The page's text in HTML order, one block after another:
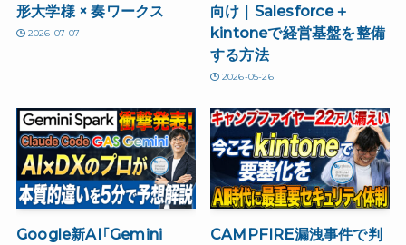
形大学様 × 奏ワークス
2026-07-07
向け｜Salesforce＋
kintoneで経営基盤を整備
する方法
2026-05-26
Google新AI「Gemini
CAMPFIRE漏洩事件で判